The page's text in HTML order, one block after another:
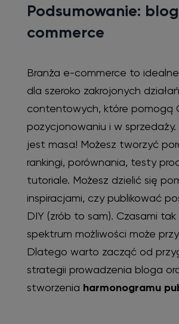
Podsumowanie:
commerce
Branża e-commerce to
dla szeroko zakrojonych działań
contentowych, które pomogą
pozycjonowaniu i w sprzedaży.
jest masa! Możesz tworzyć
rankingi, porównania, testy
tutoriale. Możesz dzielić się
inspiracjami, czy publikować
DIY (zrób to sam). Czasami tak
spektrum możliwości może
Dlatego warto zacząć od
strategii prowadzenia bloga
stworzenia harmonogramu